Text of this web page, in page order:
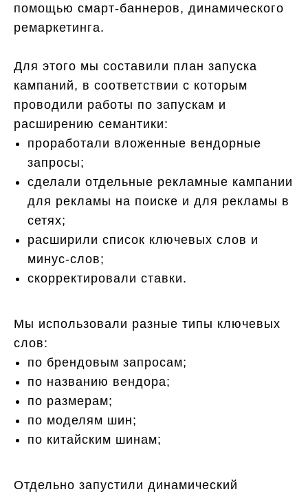
помощью смарт-баннеров, динамического
ремаркетинга.
Для этого мы составили план запуска
кампаний, в соответствии с которым
проводили работы по запускам и
расширению семантики:
проработали вложенные вендорные
запросы;
сделали отдельные рекламные кампании
для рекламы на поиске и для рекламы в
сетях;
расширили список ключевых слов и
минус-слов;
скорректировали ставки.
Мы использовали разные типы ключевых
слов:
по брендовым запросам;
по названию вендора;
по размерам;
по моделям шин;
по китайским шинам;
Отдельно запустили динамический